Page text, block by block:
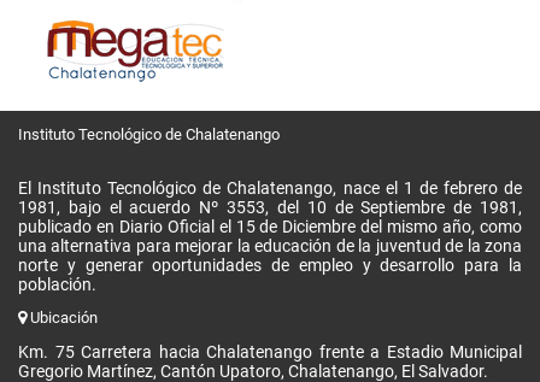
Instituto Tecnológico de Chalatenango
El Instituto Tecnológico de Chalatenango, nace el 1 de febrero de
1981, bajo el acuerdo Nº 3553, del 10 de Septiembre de 1981,
publicado en Diario Oficial el 15 de Diciembre del mismo año, como
una alternativa para mejorar la educación de la juventud de la zona
norte y generar oportunidades de empleo y desarrollo para la
población.
Ubicación
Km. 75 Carretera hacia Chalatenango frente a Estadio Municipal
Gregorio Martínez, Cantón Upatoro, Chalatenango, El Salvador.